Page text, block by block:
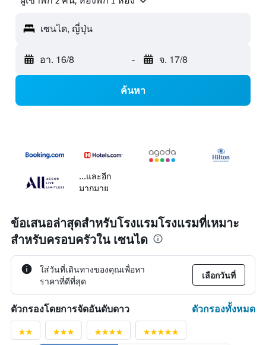
เซนได, ญี่ปุ่น
อา. 16/8 - จ. 17/8
ค้นหา
...และอีก
มากมาย
ข้อเสนอล่าสุดสำหรับโรงแรมโรงแรมที่เหมาะ
สำหรับครอบครัวใน เซนได
ใส่วันที่เดินทางของคุณเพื่อหา
ราคาที่ดีที่สุด
เลือกวันที่
ตัวกรองโดยการจัดอันดับดาว ตัวกรองทั้งหมด